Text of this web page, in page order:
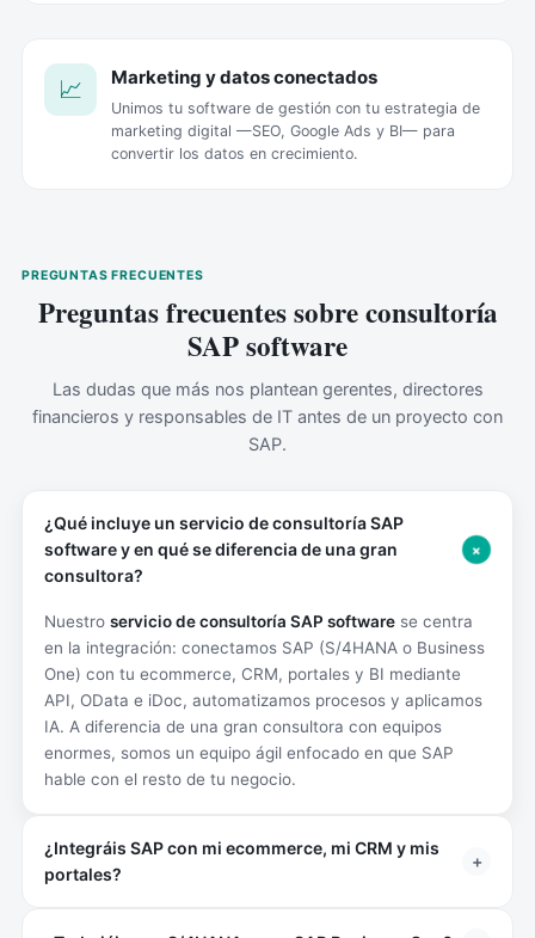
📈 Marketing y datos conectados
Unimos tu software de gestión con tu estrategia de
marketing digital —SEO, Google Ads y BI— para
convertir los datos en crecimiento.
PREGUNTAS FRECUENTES
Preguntas frecuentes sobre consultoría
SAP software
Las dudas que más nos plantean gerentes, directores
financieros y responsables de IT antes de un proyecto con
SAP.
¿Qué incluye un servicio de consultoría SAP
software y en qué se diferencia de una gran
consultora?
+
Nuestro servicio de consultoría SAP software se centra
en la integración: conectamos SAP (S/4HANA o Business
One) con tu ecommerce, CRM, portales y BI mediante
API, OData e iDoc, automatizamos procesos y aplicamos
IA. A diferencia de una gran consultora con equipos
enormes, somos un equipo ágil enfocado en que SAP
hable con el resto de tu negocio.
¿Integráis SAP con mi ecommerce, mi CRM y mis
portales?
+